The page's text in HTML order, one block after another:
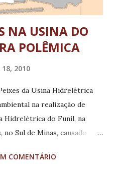
NA USINA DO
POLÊMICA
2010
da Usina Hidrelétrica
na realização de
Hidrelétrica do Funil, na
Sul de Minas, causado
mortandade de cerca de 6 t
COMENTÁRIO